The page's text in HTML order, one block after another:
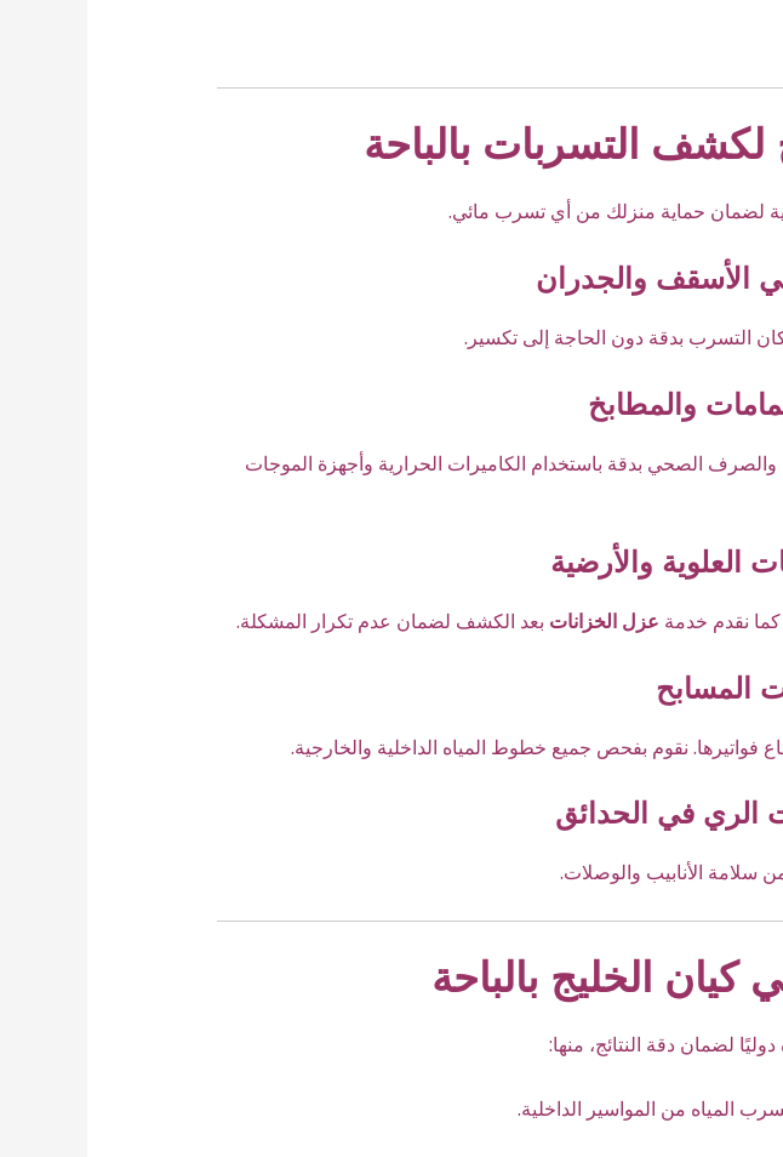
التسربات بالباحة
لضمان حماية منزلك من أي تسرب مائي.
الأسقف والجدران
التسرب بدقة دون الحاجة إلى تكسير.
والمطابخ
الصحي بدقة باستخدام الكاميرات الحرارية وأجهزة الموجات
والأرضية
نقدم خدمة عزل الخزانات بعد الكشف لضمان عدم تكرار المشكلة.
المسابح
فواتيرها. نقوم بفحص جميع خطوط المياه الداخلية والخارجية.
في الحدائق
سلامة الأنابيب والوصلات.
الخليج بالباحة
لضمان دقة النتائج، منها:
المياه من المواسير الداخلية.